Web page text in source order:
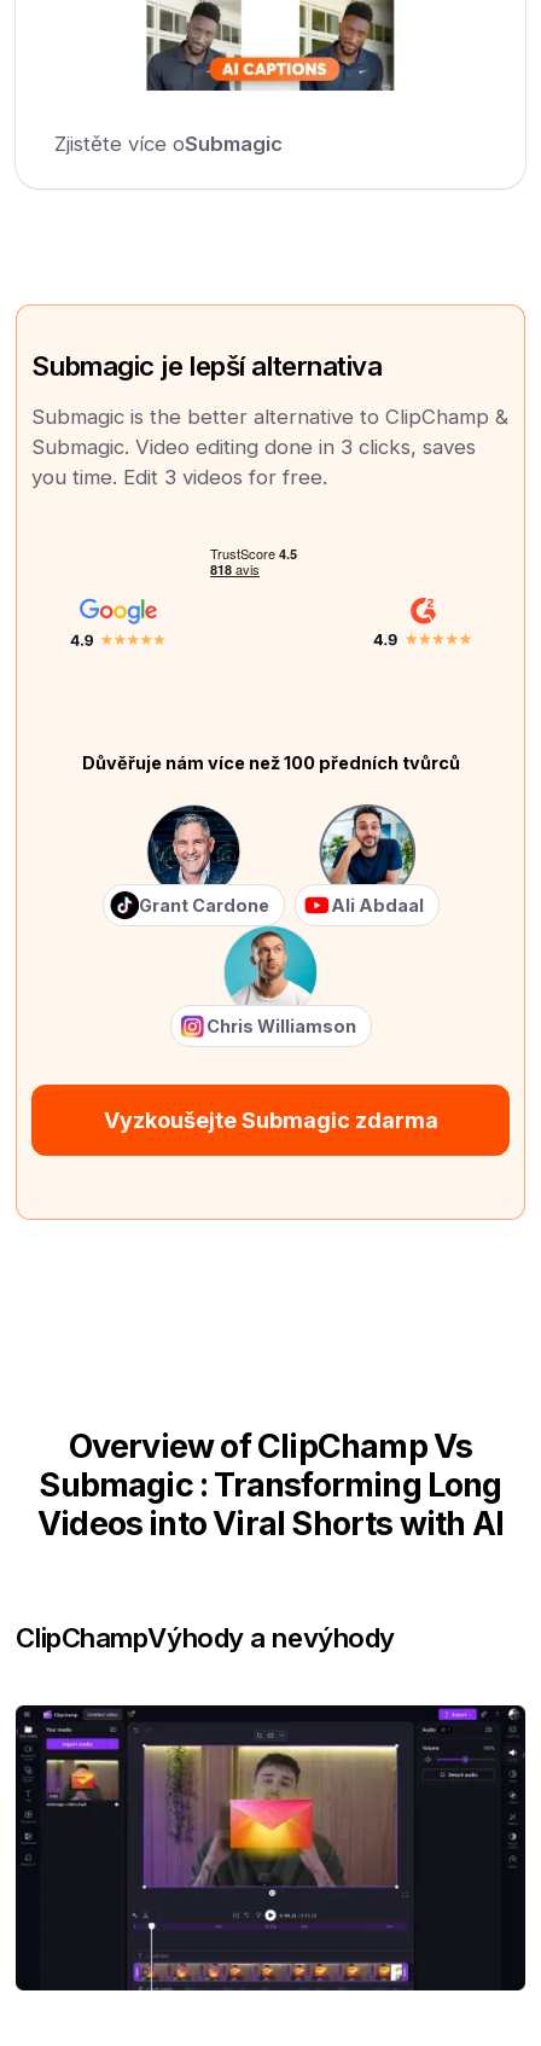
Zjistěte více oSubmagic
Submagic je lepší alternativa
Submagic is the better alternative to ClipChamp &
Submagic. Video editing done in 3 clicks, saves
you time. Edit 3 videos for free.
Důvěřuje nám více než 100 předních tvůrců
Grant Cardone Ali Abdaal
Chris Williamson
Vyzkoušejte Submagic zdarma
Overview of ClipChamp Vs
Submagic : Transforming Long
Videos into Viral Shorts with AI
ClipChampVýhody a nevýhody